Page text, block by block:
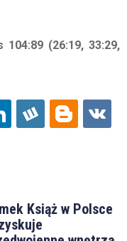
(26:19, 33:29,
Książ w Polsce